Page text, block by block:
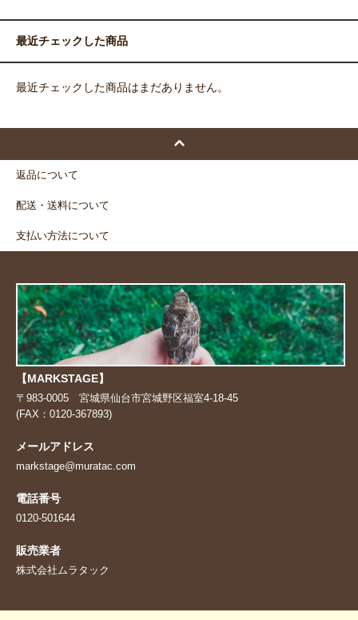
最近チェックした商品
最近チェックした商品はまだありません。
返品について
配送・送料について
支払い方法について
【MARKSTAGE】
〒983-0005 宮城県仙台市宮城野区福室4-18-45
(FAX：0120-367893)
メールアドレス
markstage@muratac.com
電話番号
0120-501644
販売業者
株式会社ムラタック